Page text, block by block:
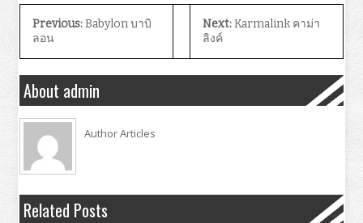
Previous:Babylon บาบิ
ลอน
Next:Karmalink คาม่า
ลิงค์
About admin
Author Articles
Related Posts